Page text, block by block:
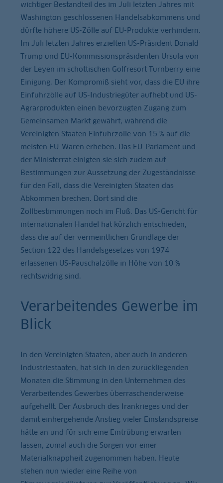
wichtiger Bestandteil des im Juli letzten Jahres mit
Washington geschlossenen Handelsabkommens und
dürfte höhere US-Zölle auf EU-Produkte verhindern.
Im Juli letzten Jahres erzielten US-Präsident Donald
Trump und EU-Kommissionspräsidenten Ursula von
der Leyen im schottischen Golfresort Turnberry eine
Einigung. Der Kompromiß sieht vor, dass die EU ihre
Einfuhrzölle auf US-Industriegüter aufhebt und US-
Agrarprodukten einen bevorzugten Zugang zum
Gemeinsamen Markt gewährt, während die
Vereinigten Staaten Einfuhrzölle von 15 % auf die
meisten EU-Waren erheben. Das EU-Parlament und
der Ministerrat einigten sie sich zudem auf
Bestimmungen zur Aussetzung der Zugeständnisse
für den Fall, dass die Vereinigten Staaten das
Abkommen brechen. Dort sind die
Zollbestimmungen noch im Fluß. Das US-Gericht für
internationalen Handel hat kürzlich entschieden,
dass die auf der vermeintlichen Grundlage der
Section 122 des Handelsgesetzes von 1974
erlassenen US-Pauschalzölle in Höhe von 10 %
rechtswidrig sind.
Verarbeitendes Gewerbe im
Blick
In den Vereinigten Staaten, aber auch in anderen
Industriestaaten, hat sich in den zurückliegenden
Monaten die Stimmung in den Unternehmen des
Verarbeitendes Gewerbes überraschenderweise
aufgehellt. Der Ausbruch des Irankrieges und der
damit einhergehende Anstieg vieler Einstandspreise
hätte an und für sich eine Eintrübung erwarten
lassen, zumal auch die Sorgen vor einer
Materialknappheit zugenommen haben. Heute
stehen nun wieder eine Reihe von